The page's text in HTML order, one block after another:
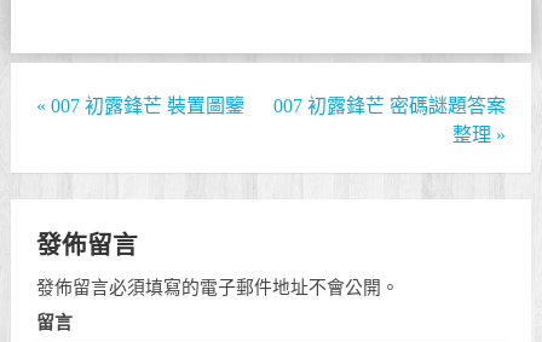
« 007 初露鋒芒 裝置圖鑒
007 初露鋒芒 密碼謎題答案
整理 »
發佈留言
發佈留言必須填寫的電子郵件地址不會公開。
留言